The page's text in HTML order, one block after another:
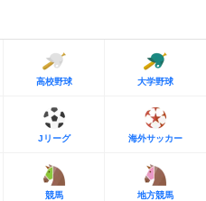
高校野球 大学野球
Jリーグ 海外サッカー
競馬 地方競馬